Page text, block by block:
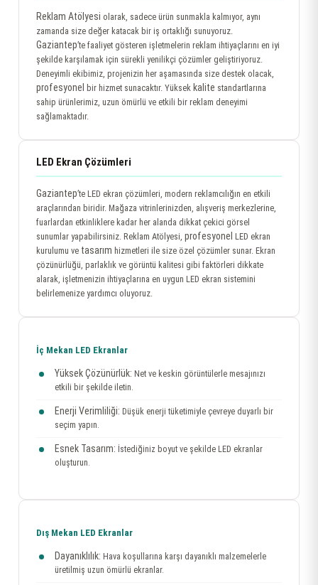
Reklam Atölyesi olarak, sadece ürün sunmakla kalmıyor, aynı
zamanda size değer katacak bir iş ortaklığı sunuyoruz.
Gaziantep’te faaliyet gösteren işletmelerin reklam ihtiyaçlarını en iyi
şekilde karşılamak için sürekli yenilikçi çözümler geliştiriyoruz.
Deneyimli ekibimiz, projenizin her aşamasında size destek olacak,
profesyonel bir hizmet sunacaktır. Yüksek kalite standartlarına
sahip ürünlerimiz, uzun ömürlü ve etkili bir reklam deneyimi
sağlamaktadır.
LED Ekran Çözümleri
Gaziantep’te LED ekran çözümleri, modern reklamcılığın en etkili
araçlarından biridir. Mağaza vitrinlerinizden, alışveriş merkezlerine,
fuarlardan etkinliklere kadar her alanda dikkat çekici görsel
sunumlar yapabilirsiniz. Reklam Atölyesi, profesyonel LED ekran
kurulumu ve tasarım hizmetleri ile size özel çözümler sunar. Ekran
çözünürlüğü, parlaklık ve görüntü kalitesi gibi faktörleri dikkate
alarak, işletmenizin ihtiyaçlarına en uygun LED ekran sistemini
belirlemenize yardımcı oluyoruz.
İç Mekan LED Ekranlar
Yüksek Çözünürlük: Net ve keskin görüntülerle mesajınızı
etkili bir şekilde iletin.
Enerji Verimliliği: Düşük enerji tüketimiyle çevreye duyarlı bir
seçim yapın.
Esnek Tasarım: İstediğiniz boyut ve şekilde LED ekranlar
oluşturun.
Dış Mekan LED Ekranlar
Dayanıklılık: Hava koşullarına karşı dayanıklı malzemelerle
üretilmiş uzun ömürlü ekranlar.